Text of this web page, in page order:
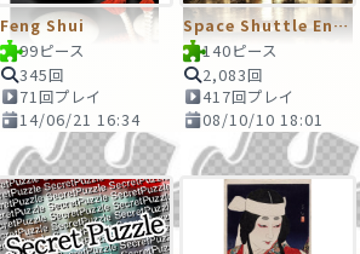
Feng Shui
99ピース
345回
71回プレイ
14/06/21 16:34
Space Shuttle Endeavour
140ピース
2,083回
417回プレイ
08/10/10 18:01